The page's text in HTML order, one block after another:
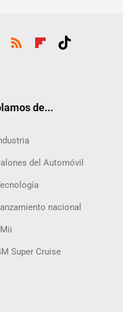
de...
del Automóvil
nacional
Super Cruise